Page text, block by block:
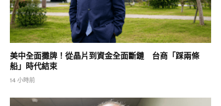
美中全面攤牌！從晶片到資金全面斷鏈 台商「踩兩條
船」時代結束
14 小時前